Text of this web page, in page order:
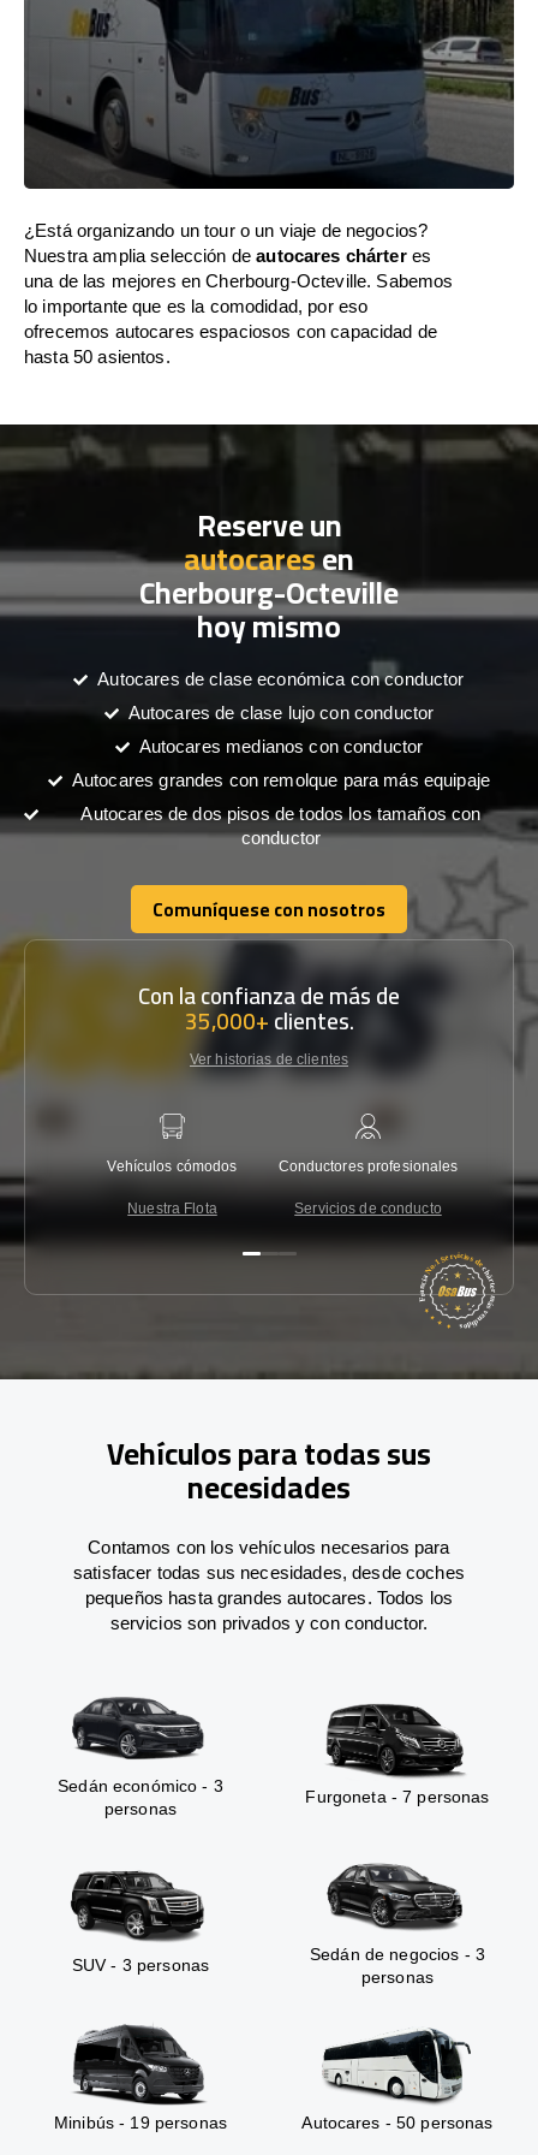
¿Está organizando un tour o un viaje de negocios?
Nuestra amplia selección deautocares chárteres
una de las mejores en Cherbourg-Octeville. Sabemos
lo importante que es la comodidad, por eso
ofrecemos autocares espaciosos con capacidad de
hasta 50 asientos.
Reserve un
autocaresen
Cherbourg-Octeville
hoy mismo
Autocares de clase económica con conductor
Autocares de clase lujo con conductor
Autocares medianos con conductor
Autocares grandes con remolque para más equipaje
Autocares de dos pisos de todos los tamaños con
conductor
Comuníquese con nosotros
Comuníquese con nosotros
Con la confianza de más de
35,000+clientes.
Ver historias de clientes
Vehículos cómodos
Nuestra Flota
Conductores profesionales
Servicios de conducto
Vehículos para todas sus
necesidades
Contamos con los vehículos necesarios para
satisfacer todas sus necesidades, desde coches
pequeños hasta grandes autocares. Todos los
servicios son privados y con conductor.
Sedán económico - 3
personas
Furgoneta - 7 personas
SUV - 3 personas
Sedán de negocios - 3
personas
Minibús - 19 personas Autocares - 50 personas